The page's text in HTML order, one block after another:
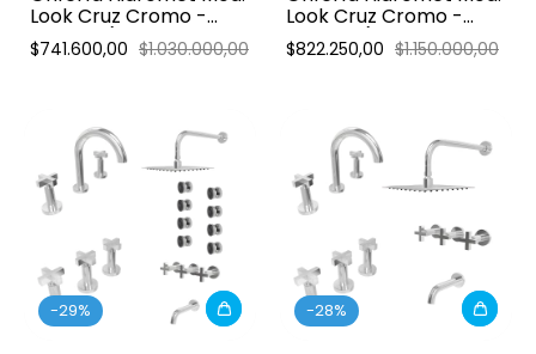
Look Cruz Cromo -
Combo (Ducha con
transf. y duchador)
$741.600,00 $1.030.000,00
Look Cruz Cromo -
Combo (Ducha 3 vías
escocesa con
$822.250,00 $1.150.000,00
-29% -28%